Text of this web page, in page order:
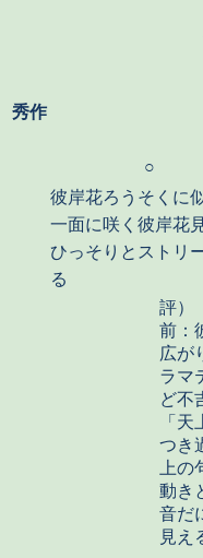
秀作
○
彼岸花ろうそくに
一面に咲く彼岸花
ひっそりとストリ
る
評）
前：
広が
ラマ
ど不
「
つき
上
動き
音だ
見え